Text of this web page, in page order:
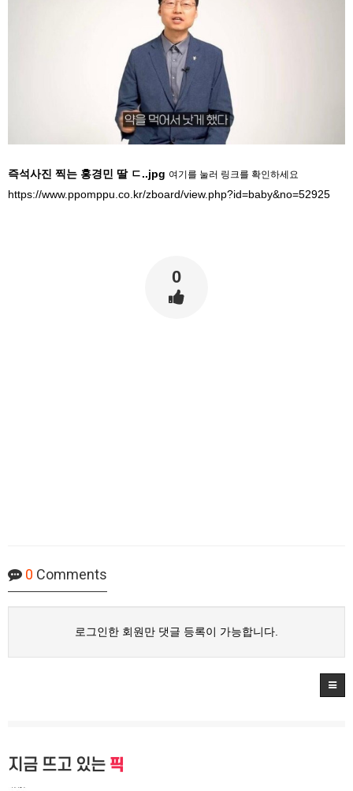
즉석사진 찍는 홍경민 딸 ㄷ..jpg 여기를 눌러 링크를 확인하세요
https://www.ppomppu.co.kr/zboard/view.php?id=baby&no=52925
0
0 Comments
로그인한 회원만 댓글 등록이 가능합니다.
지금 뜨고 있는 픽